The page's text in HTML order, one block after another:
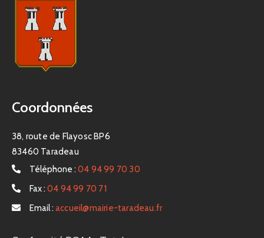
Coordonnées
38, route de Flayosc BP6
83460 Taradeau
Téléphone : 04 94 99 70 30
Fax : 04 94 99 70 71
Email : accueil@mairie-taradeau.fr